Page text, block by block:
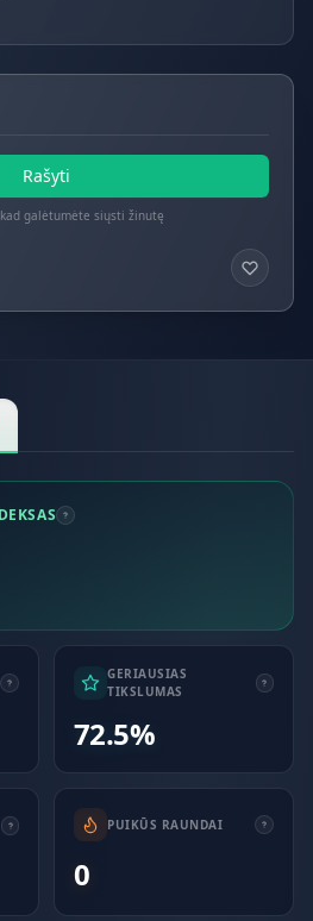
Rašyti
galėtumėte siųsti žinutę
GERIAUSIAS
TIKSLUMAS
72.5%
PUIKŪS RAUNDAI
0